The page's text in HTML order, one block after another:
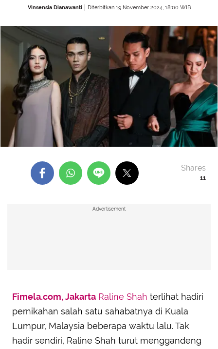
Vinsensia Dianawanti Diterbitkan 19 November 2024, 18:00 WIB
11
Shares
Advertisement
Fimela.com, Jakarta Raline Shah terlihat hadiri
pernikahan salah satu sahabatnya di Kuala
Lumpur, Malaysia beberapa waktu lalu. Tak
hadir sendiri, Raline Shah turut menggandeng